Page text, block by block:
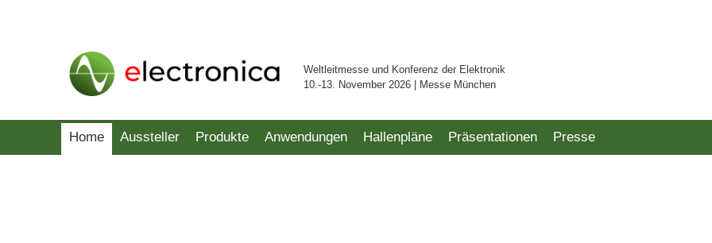
Weltleitmesse und Konferenz der Elektronik
10.-13. November 2026 | Messe München
Home Aussteller Produkte Anwendungen Hallenpläne Präsentationen Presse